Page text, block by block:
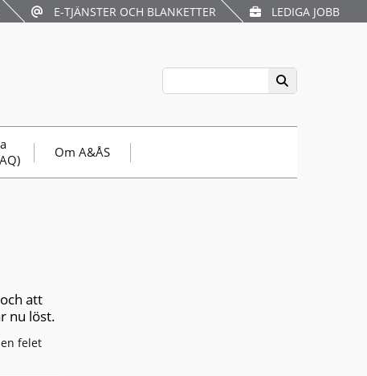
E-TJÄNSTER OCH BLANKETTER LEDIGA JOBB
Om A&ÅS
att
nu löst.
felet